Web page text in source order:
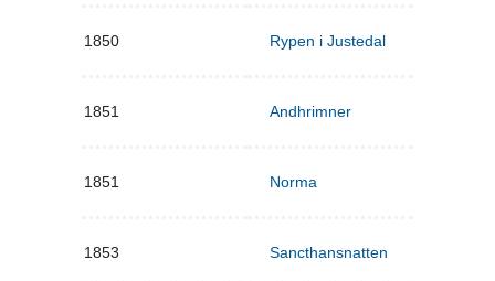
1850 Rypen i Justedal
1851 Andhrimner
1851 Norma
1853 Sancthansnatten